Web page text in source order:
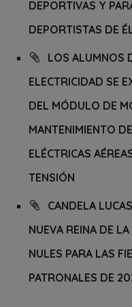
DEPORTIVAS Y
DEPORTISTAS DE
LOS ALUMNOS
ELECTRICIDAD SE
DEL MÓDULO DE
MANTENIMIENTO
ELÉCTRICAS
TENSIÓN
CANDELA
NUEVA REINA DE
NULES PARA LAS
PATRONALES DE